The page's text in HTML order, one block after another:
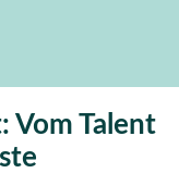
Vom Talent